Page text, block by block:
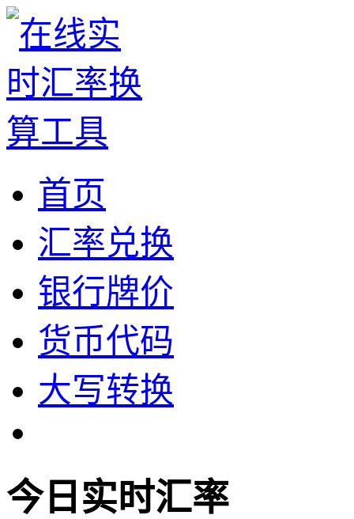
首页
汇率兑换
银行牌价
货币代码
大写转换
今日实时汇率